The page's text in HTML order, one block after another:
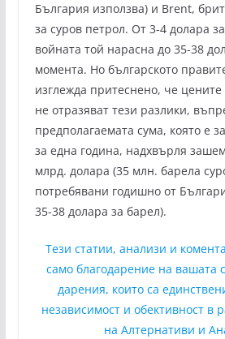
България използва) и Brent,
за суров петрол. От 3-4 долара
войната той нарасна до 35-38
момента. Но българското
изглежда притеснено, че цените
не отразяват тези разлики,
предполагаемата сума, която е
за една година, надхвърля
млрд. долара (35 млн. барела
потребявани годишно от
35-38 долара за барел).
Тези статии, анализи и
само благодарение на вашата
дарения, които са
независимост и обективност в
на Алтернативи и